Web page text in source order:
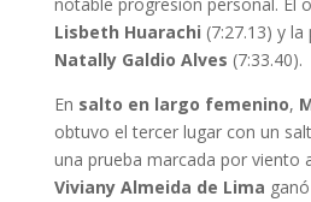
Lisbeth Huarachi (7:27.13) y
Natally Galdio Alves (7:33.40).
En salto en largo femenino,
obtuvo el tercer lugar con un
una prueba marcada por viento
Viviany Almeida de Lima